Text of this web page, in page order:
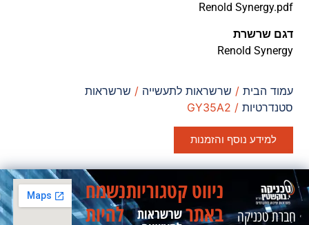
Renold Synergy.pdf
דגם שרשרת
Renold Synergy
עמוד הבית / שרשראות לתעשייה / שרשראות
סטנדרטיות / GY35A2
למידע נוסף והזמנות
חברת טכניקה
ניווט
באתר
קטגוריות
שרשראות
נשמח
להיות